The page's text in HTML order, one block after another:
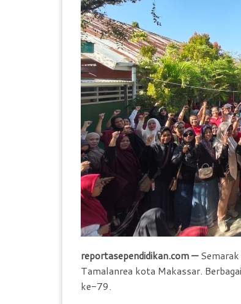
o
k
p
p
e
n
d
l
y
reportasependidikan.com —
Tamalanrea kota Makassar.
ke-79.